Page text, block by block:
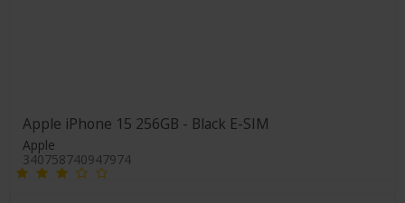
Apple iPhone 15 256GB - Black E-SIM
Apple
340758740947974